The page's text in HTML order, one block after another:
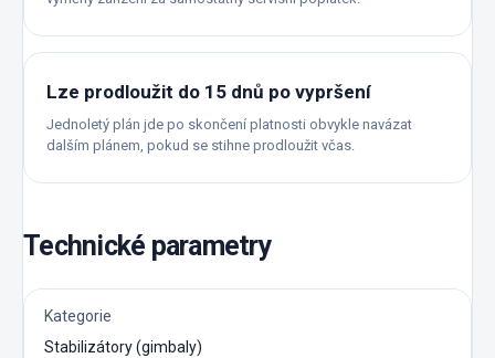
Lze prodloužit do 15 dnů po vypršení
Jednoletý plán jde po skončení platnosti obvykle navázat
dalším plánem, pokud se stihne prodloužit včas.
Technické parametry
Kategorie
Stabilizátory (gimbaly)